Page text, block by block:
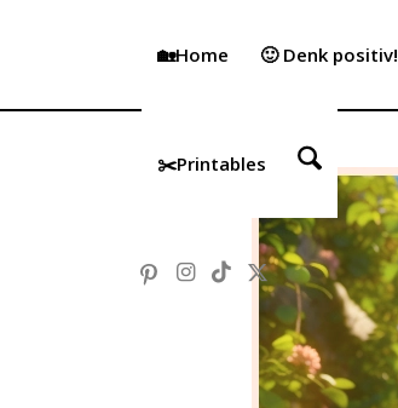
🏡Home 🙂 Denk positiv!
✂️Printables